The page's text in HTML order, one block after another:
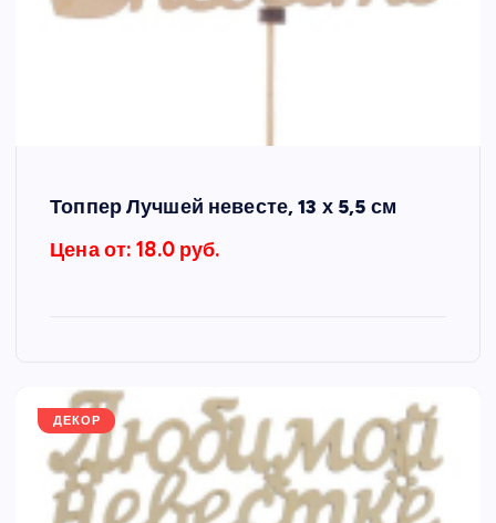
Топпер Лучшей невесте, 13 х 5,5 см
Цена от: 18.0 руб.
ДЕКОР